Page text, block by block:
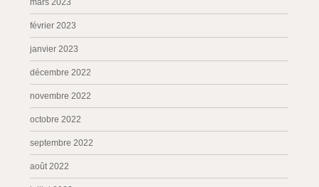
mars 2023
février 2023
janvier 2023
décembre 2022
novembre 2022
octobre 2022
septembre 2022
août 2022